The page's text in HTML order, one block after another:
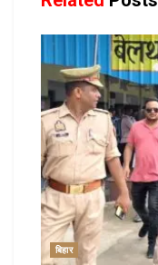
बिहार